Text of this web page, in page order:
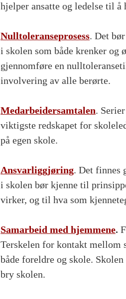
hjelper ansatte og ledelse til
Nulltoleranseprosess. Det
i skolen som både krenker og
gjennomføre en
involvering av alle berørte.
Medarbeidersamtalen.
viktigste redskapet for
på egen skole.
Ansvarliggjøring. Det finnes
i skolen bør kjenne til
virker, og til hva som
Samarbeid med hjemmene.
Terskelen for kontakt mellom
både foreldre og skole.
bry skolen.